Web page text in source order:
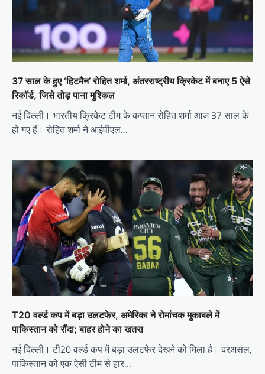
37 साल के हुए ‘हिटमैन’ रोहित शर्मा, अंतरराष्ट्रीय क्रिकेट में बनाए 5 ऐसे
रिकॉर्ड, जिसे तोड़ पाना मुश्किल
नई दिल्ली। भारतीय क्रिकेट टीम के कप्तान रोहित शर्मा आज 37 साल के
हो गए हैं। रोहित शर्मा ने आईपीएल…
T20 वर्ल्ड कप में बड़ा उलटफेर, अमेरिका ने रोमांचक मुकाबले में
पाकिस्तान को रौंदा; बाहर होने का खतरा
नई दिल्ली। टी20 वर्ल्ड कप में बड़ा उलटफेर देखने को मिला है। दरअसल,
पाकिस्तान को एक ऐसी टीम से हार…